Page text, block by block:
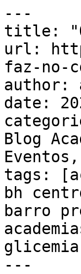
---
title: "O
url:
faz-no-
author:
date:
Blog
tags:
bh
barro
---